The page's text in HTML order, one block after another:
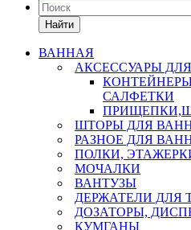
Найти
ВАННАЯ
АКСЕССУАРЫ
САЛФЕТКИ
ШТОРЫ ДЛЯ
РАЗНОЕ ДЛЯ
ПОЛКИ,
МОЧАЛКИ
ВАНТУЗЫ
ДЕРЖАТЕЛИ ДЛЯ
ДОЗАТОРЫ,
КУМГАНЫ